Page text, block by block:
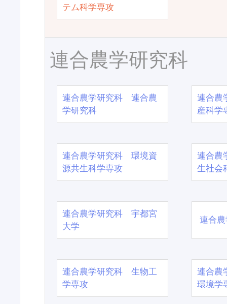
テム科学専攻
連合農学研究科
連合農学研究科 連合農
学研究科
連合農
産科学
連合農学研究科 環境資
源共生科学専攻
連合農
生社会
連合農学研究科 宇都宮
大学
連合
連合農学研究科 生物工
学専攻
連合農
環境学